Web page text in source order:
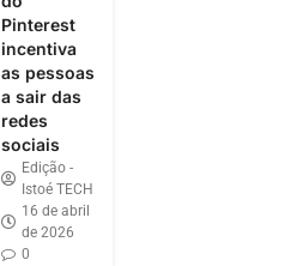
Pinterest
incentiva
as pessoas
a sair das
redes
sociais
Edição -
Istoé TECH
16 de abril
de 2026
0